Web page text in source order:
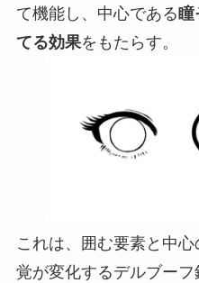
て機能し、中心である瞳
てる効果をもたらす。
これは、囲む要素と中
覚が変化するデルブー